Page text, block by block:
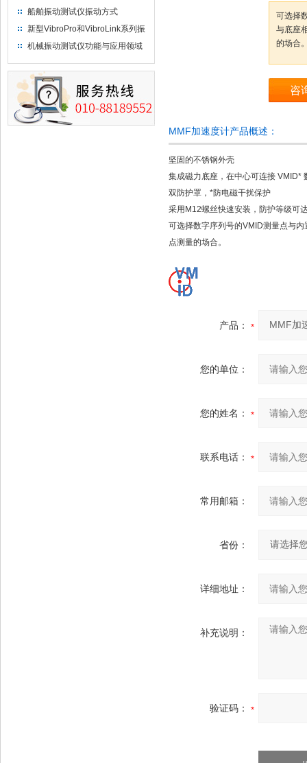
船舶振动测试仪振动方式
新型VibroPro和VibroLink系列振
动专业测试产品
机械振动测试仪功能与应用领域
可选择
与底座
的场合
咨
MMF加速度计产品概述：
坚固的不锈钢外壳
集成磁力底座，在中心可连接 VMID*
双防护罩，*防电磁干扰保护
采用M12螺丝快速安装，防护等级可
可选择数字序列号的VMID测量点与
点测量的场合。
产品：
您的单位：
您的姓名：
联系电话：
常用邮箱：
省份：
详细地址：
补充说明：
验证码：